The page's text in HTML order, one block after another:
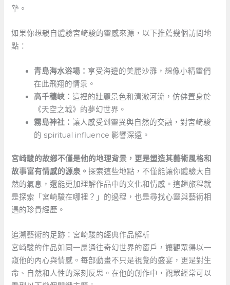
摯。
如果你想親自體驗宮崎駿的靈感來源，以下推薦幾個訪問地
點：
青島海水浴場：享受海邊的美麗沙灘，想像小精靈們
在此飛翔的情景。
高千穗峽：這裡的壯麗景色和清澈河流，仿佛置身於
《天空之城》的夢幻世界。
霧島神社：讓人感受到靈異與自然的交融，對宮崎駿
的‍ spiritual ​influence 影響深遠。
宮崎駿的故鄉不僅是他的地理背景，更是塑造其藝術風格和
故事富有情感的源泉。探索這些地點，不僅能讓你體驗大自
然的氣息，還能更加理解作品中的文化和情感。這趟旅程就
是探索「宮崎駿在哪裡？」的過程，也是尋找心靈與藝術相
遇的珍貴經歷。
追溯藝術的足跡：宮崎駿的經典作品解析
宮崎駿的作品如同一扇通往奇幻世界的窗戶，讓觀眾得以一
窺他的內心與情感。每部動畫不只是視覺的盛宴，更是對生
命、自然和人性的深刻反思。在他的創作中，觀眾經常可以